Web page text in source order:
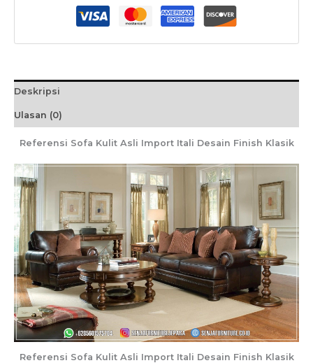
Deskripsi
Ulasan (0)
Referensi Sofa Kulit Asli Import Itali Desain Finish Klasik
Referensi Sofa Kulit Asli Import Itali Desain Finish Klasik